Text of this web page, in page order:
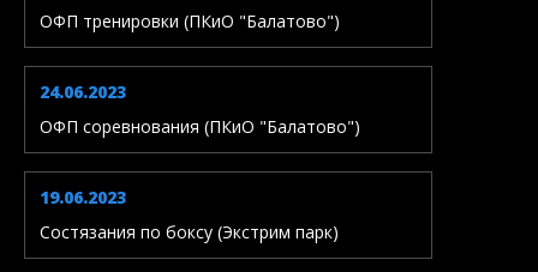
ОФП тренировки (ПКиО "Балатово")
24.06.2023
ОФП соревнования (ПКиО "Балатово")
19.06.2023
Состязания по боксу (Экстрим парк)